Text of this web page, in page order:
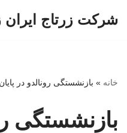
شرکت زرتاج ایران
خانه » بازنشستگی رونالدو در
بازنشستگی